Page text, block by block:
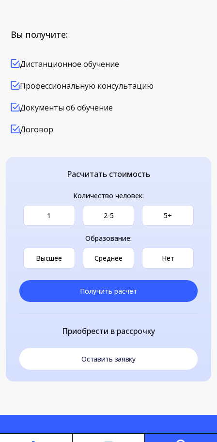
Вы получите:
Дистанционное обучение
Профессиональную консультацию
Документы об обучение
Договор
Расчитать стоимость
Количество человек:
1 2-5 5+
Образование:
Высшее Среднее Нет
Получить расчет
Приобрести в рассрочку
Оставить заявку